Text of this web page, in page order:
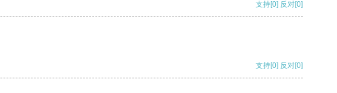
支持[0] 反对[0]
支持[0] 反对[0]